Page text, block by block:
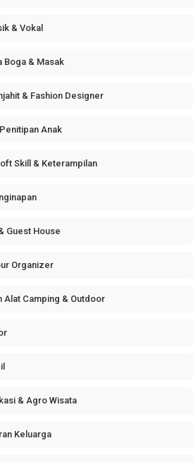
& Vokal
Boga & Masak
& Fashion Designer
Anak
Skill & Keterampilan
Guest House
Organizer
Camping & Outdoor
& Agro Wisata
Keluarga